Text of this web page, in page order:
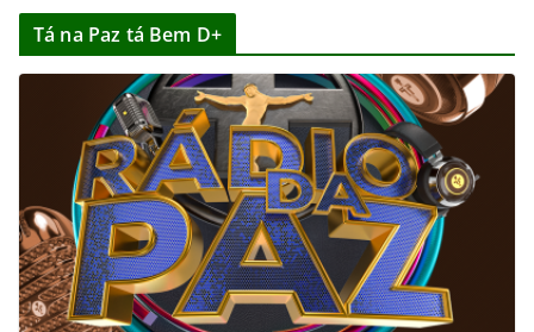
Tá na Paz tá Bem D+